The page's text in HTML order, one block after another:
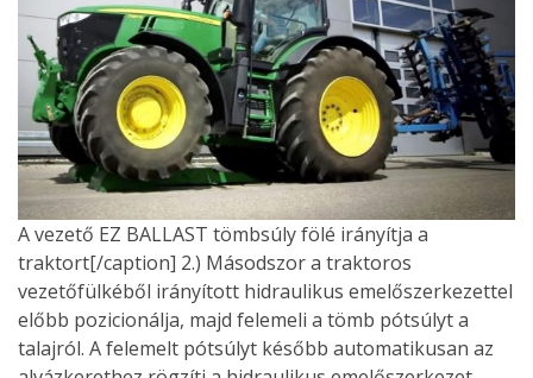
A vezető EZ BALLAST tömbsúly fölé irányítja a
traktort[/caption] 2.) Másodszor a traktoros
vezetőfülkéből irányított hidraulikus emelőszerkezettel
előbb pozicionálja, majd felemeli a tömb pótsúlyt a
talajról. A felemelt pótsúlyt később automatikusan az